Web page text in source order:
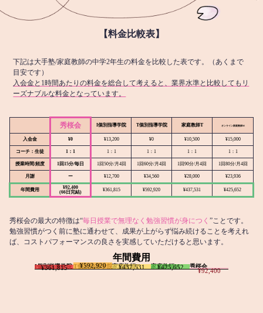
【料金比較表】
下記は大手塾/家庭教師の中学2年生の料金を比較した表です。（あくまで
目安です）
入会金と1時間あたりの料金を総合して考えると、業界水準と比較してもリ
ーズナブルな料金となっています。
秀桜会 I個別指導学院 T個別指導学院 家庭教師T オンライン家庭教師M
入会金 ¥0 ¥13,200 ¥0 ¥10,500 ¥15,000
コーチ：生徒 1：1 1：1 1：1 1：1 1：1
授業時間/頻度 1回15分/毎日 1回50分/月4回 1回60分/月4回 1回90分/月4回 1回80分/月4回
月謝 ー ¥12,700 ¥34,560 ¥28,000 ¥23,936
年間費用
¥92,400
(66日完結)
¥361,815 ¥592,920 ¥437,531 ¥425,652
秀桜会の最大の特徴は“毎日授業で無理なく勉強習慣が身につく ”ことです。
勉強習慣がつく前に塾に通わせて、成果が上がらず悩み続けることを考えれ
ば、コストパフォーマンスの良さを実感していただけると思います。
年間費用
I個別指導学院
¥361,815 T個別指導学院
¥592,920 家庭教師T
¥437,531 家庭教師M
¥425,652 秀桜会
¥92,400